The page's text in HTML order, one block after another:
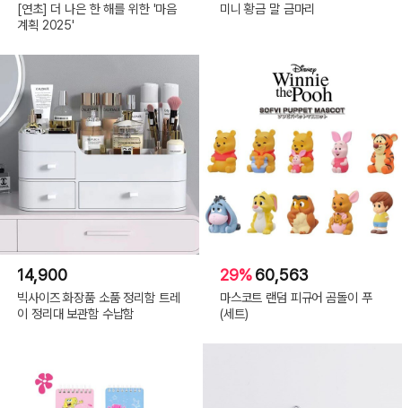
[연초] 더 나은 한 해를 위한 '마음
계획 2025'
미니 황금 말 금마리
14,900
빅사이즈 화장품 소품 정리함 트레
이 정리대 보관함 수납함
29%60,563
마스코트 랜덤 피규어 곰돌이 푸
(세트)